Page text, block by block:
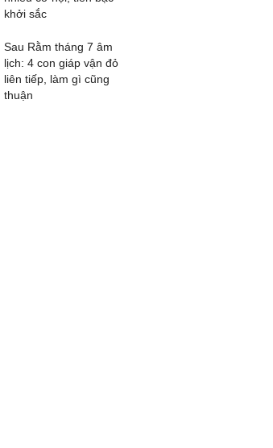
khởi sắc
Sau Rằm tháng 7 âm
lịch: 4 con giáp vận đỏ
liên tiếp, làm gì cũng
thuận